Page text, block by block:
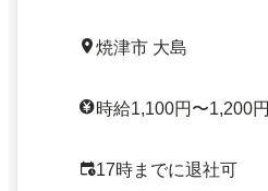
焼津市 大島
時給1,100円〜1,200円
17時までに退社可